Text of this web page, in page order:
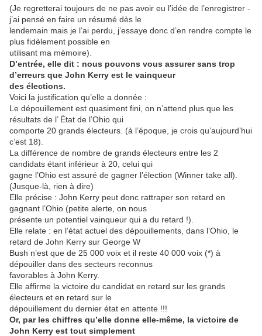
(Je regretterai toujours de ne pas avoir eu l’idée de l’enregistrer -
j’ai pensé en faire un résumé dès le
lendemain mais je l’ai perdu, j’essaye donc d’en rendre compte le
plus fidèlement possible en
utilisant ma mémoire).
D’entrée, elle dit : nous pouvons vous assurer sans trop
d’erreurs que John Kerry est le vainqueur
des élections.
Voici la justification qu’elle a donnée :
Le dépouillement est quasiment fini, on n’attend plus que les
résultats de l’ État de l’Ohio qui
comporte 20 grands électeurs. (à l’époque, je crois qu’aujourd’hui
c’est 18).
La différence de nombre de grands électeurs entre les 2
candidats étant inférieur à 20, celui qui
gagne l’Ohio est assuré de gagner l’élection (Winner take all).
(Jusque-là, rien à dire)
Elle précise : John Kerry peut donc rattraper son retard en
gagnant l’Ohio (petite alerte, on nous
présente un potentiel vainqueur qui a du retard !).
Elle relate : en l’état actuel des dépouillements, dans l’Ohio, le
retard de John Kerry sur George W
Bush n’est que de 25 000 voix et il reste 40 000 voix (*) à
dépouiller dans des secteurs reconnus
favorables à John Kerry.
Elle affirme la victoire du candidat en retard sur les grands
électeurs et en retard sur le
dépouillement du dernier état en attente !!!
Or, par les chiffres qu’elle donne elle-même, la victoire de
John Kerry est tout simplement